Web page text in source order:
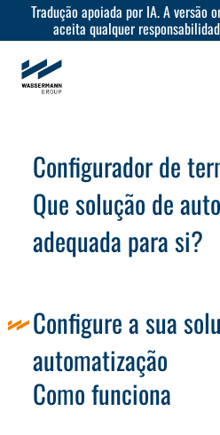
Tradução apoiada por IA. A versão
aceita qualquer
Configurador de
Que solução de
adequada para si?
Configure a sua
automatização
Como funciona